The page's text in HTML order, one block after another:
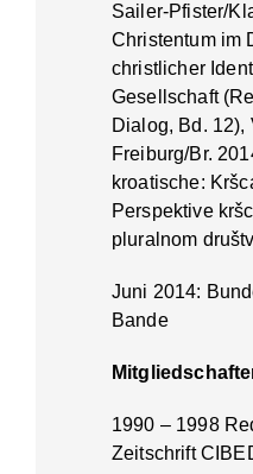
Sailer-Pfister/
Christentum im
christlicher
Gesellschaft
Dialog, Bd. 12),
Freiburg/Br.
kroatische:
Perspektive
pluralnom
Juni 2014:
Bande
1990 – 1998
Zeitschrift